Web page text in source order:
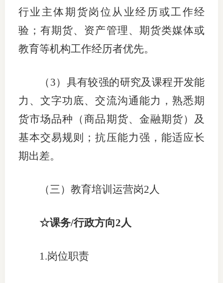
行业主体期货岗位从业经历或工作经
验；有期货、资产管理、期货类媒体或
教育等机构工作经历者优先。
（ 3）具有较强的研究及课程开发能
力、文字功底、交流沟通能力，熟悉期
货市场品种（商品期货、金融期货）及
基本交易规则；抗压能力强，能适应长
期出差。
（三）教育培训运营岗2人
☆课务/行政方向2人
1.岗位职责